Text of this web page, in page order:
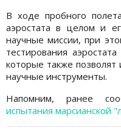
В ходе пробного
аэростата в целом и
научные миссии, при
тестирования
которые также позволят
научные инструменты.
Напомним, ранее
испытания марсианской